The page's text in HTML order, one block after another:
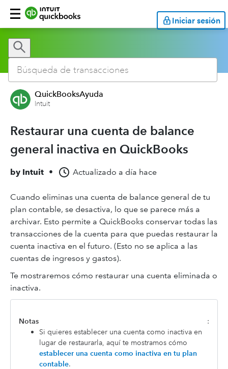
Iniciar sesión
QuickBooksAyuda
Intuit
Restaurar una cuenta de balance
general inactiva en QuickBooks
by Intuit • Actualizado a día hace
Cuando eliminas una cuenta de balance general de tu
plan contable, se desactiva, lo que se parece más a
archivar. Esto permite a QuickBooks conservar todas las
transacciones de la cuenta para que puedas restaurar la
cuenta inactiva en el futuro. (Esto no se aplica a las
cuentas de ingresos y gastos).
Te mostraremos cómo restaurar una cuenta eliminada o
inactiva.
Notas
:
Si quieres establecer una cuenta como inactiva en
lugar de restaurarla, aquí te mostramos cómo
establecer una cuenta como inactiva en tu plan
contable.